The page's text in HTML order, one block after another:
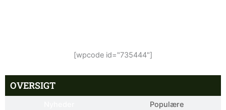
[wpcode id="735444"]
OVERSIGT
Populære